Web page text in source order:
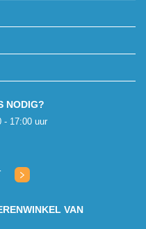
NODIG?
- 17:00 uur
VAN